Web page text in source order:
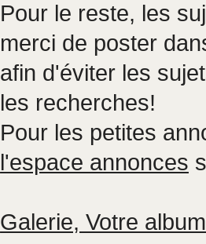
Pour le reste, les
merci de poster
afin d'éviter les
les recherches!
Pour les petites
l'espace annonces
Galerie, Votre